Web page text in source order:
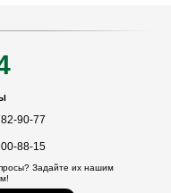
90-77
88-15
Задайте их нашим